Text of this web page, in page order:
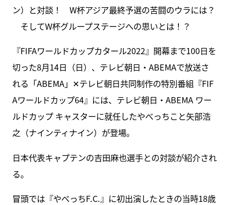
ン）と対談！ W杯アジア最終予選の苦闘のウラには？
そしてW杯グループステージへの思いとは！？
『FIFAワールドカップカタール2022』開幕まで100日を
切った8月14日（日）、テレビ朝日・ABEMAで放送さ
れる「ABEMA」✕テレビ朝日共同制作の特別番組『FIF
Aワールドカップ64』には、テレビ朝日・ABEMA ワー
ルドカップ キャスターに就任したやべっちこと矢部浩
之（ナインティナイン）が登場。
日本代表キャプテンの吉田麻也選手との対談が紹介され
る。
冒頭では『やべっちF.C.』に初出演したときの当時18歳